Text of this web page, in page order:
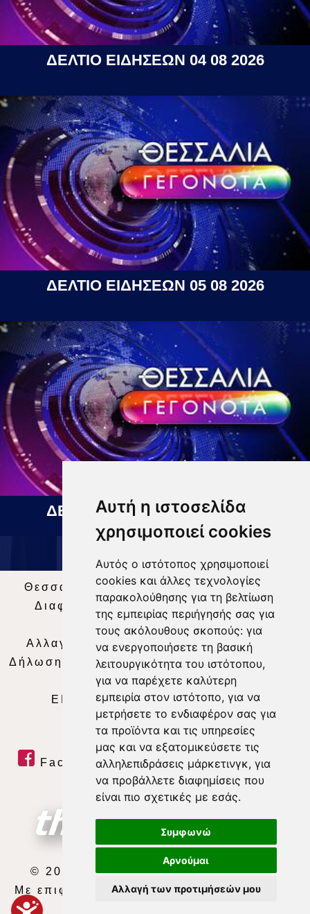
Αυτή η ιστοσελίδα
χρησιμοποιεί cookies
Αυτός ο ιστότοπος χρησιμοποιεί
cookies και άλλες τεχνολογίες
παρακολούθησης για τη βελτίωση
της εμπειρίας περιήγησής σας για
τους ακόλουθους σκοπούς: για
να ενεργοποιήσετε τη βασική
λειτουργικότητα του ιστότοπου,
για να παρέχετε καλύτερη
εμπειρία στον ιστότοπο, για να
μετρήσετε το ενδιαφέρον σας για
τα προϊόντα και τις υπηρεσίες
μας και να εξατομικεύσετε τις
αλληλεπιδράσεις μάρκετινγκ, για
να προβάλλετε διαφημίσεις που
είναι πιο σχετικές με εσάς.
Συμφωνώ
Αρνούμαι
Αλλαγή των προτιμήσεών μου
ΔΕΛΤΙΟ ΕΙΔΗΣΕΩΝ 04 08 2026
ΔΕΛΤΙΟ ΕΙΔΗΣΕΩΝ 05 08 2026
ΔΕΛΤΙΟ ΕΙΔΗΣΕΩΝ 06 08 2026
Θεσσαλία Τηλεόραση|SNG Services
Διαφήμιση | Όροι Χρήσης |Δήλωση
Απορρήτου |
Περιεχόμενο
Αλλαγή Προτιμήσεων για τα Cookies
Δήλωση συμμόρφωσης με τη σύσταση (ΕΕ)
2018/334|Ταυτότητα
ΕΝΗΜΕΡΩΣΗ |WEB TV| LIVE
Facebook| Twitter | Youtube
RSS Feed
© 2026 ΘΕΣΣΑΛΙΑ ΤΗΛΕΟΡΑΣΗ Α.Ε.
Με επιφύλαξη κάθε νόμιμου δικαιώματος.